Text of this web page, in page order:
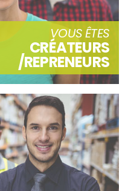
VOUS ÊTES
CRÉATEURS
/REPRENEURS